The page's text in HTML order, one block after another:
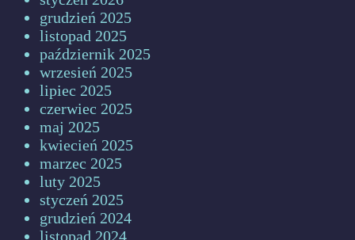
grudzień 2025
listopad 2025
październik 2025
wrzesień 2025
lipiec 2025
czerwiec 2025
maj 2025
kwiecień 2025
marzec 2025
luty 2025
styczeń 2025
grudzień 2024
listopad 2024